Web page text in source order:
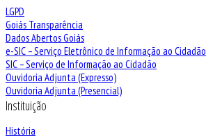
LGPD
Goiás Transparência
Dados Abertos Goiás
e-SIC – Serviço Eletrônico de Informação ao Cidadão
SIC – Serviço de Informação ao Cidadão
Ouvidoria Adjunta (Expresso)
Ouvidoria Adjunta (Presencial)
Instituição
História